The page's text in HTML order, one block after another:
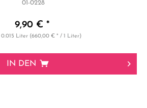
01-0228
9,90 € *
0.015 Liter (660,00 € * / 1 Liter)
IN DEN